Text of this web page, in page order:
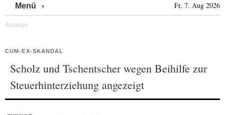
Menü Fr, 7. Aug 2026
CUM-EX-SKANDAL
Scholz und Tschentscher wegen Beihilfe zur
Steuerhinterziehung angezeigt